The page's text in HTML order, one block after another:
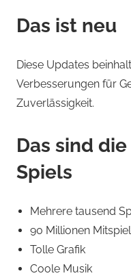
Das ist neu
Diese Updates
Verbesserungen für
Zuverlässigkeit.
Das sind
Spiels
Mehrere tausend
90 Millionen
Tolle Grafik
Coole Musik